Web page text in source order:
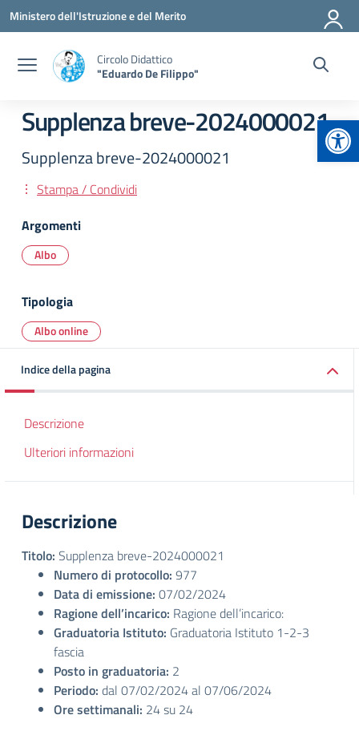
Vai ai contenuti
Vai al menu di navigazione
Vai al footer
Ministero dell'Istruzione e del Merito
Circolo Didattico
"Eduardo De Filippo"
Supplenza breve-2024000021
Supplenza breve-2024000021
Stampa / Condividi
Argomenti
Albo
Tipologia
Albo online
Indice della pagina
Descrizione
Ulteriori informazioni
Descrizione
Titolo: Supplenza breve-2024000021
Numero di protocollo: 977
Data di emissione: 07/02/2024
Ragione dell’incarico: Ragione dell’incarico:
Graduatoria Istituto: Graduatoria Istituto 1-2-3
fascia
Posto in graduatoria: 2
Periodo: dal 07/02/2024 al 07/06/2024
Ore settimanali: 24 su 24